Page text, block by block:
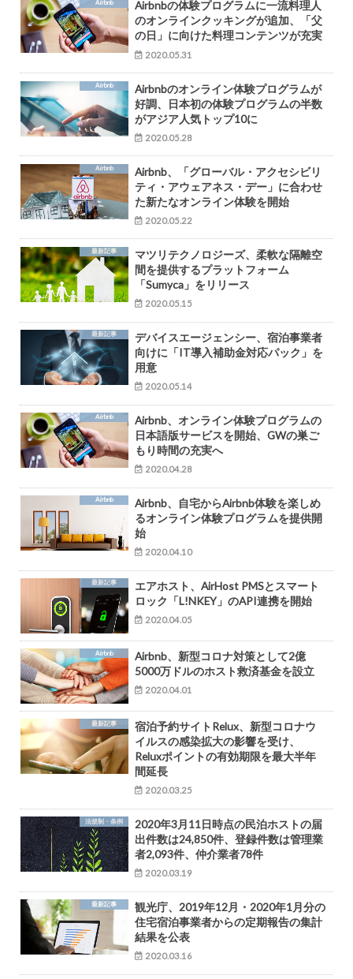
Airbnb
Airbnbの体験プログラムに一流料理人
のオンラインクッキングが追加、「父
の日」に向けた料理コンテンツが充実
2020.05.31
Airbnb
Airbnbのオンライン体験プログラムが
好調、日本初の体験プログラムの半数
がアジア⼈気トップ10に
2020.05.28
Airbnb
Airbnb、「グローバル・アクセシビリ
ティ・アウェアネス・デー」に合わせ
た新たなオンライン体験を開始
2020.05.22
最新記事
マツリテクノロジーズ、柔軟な隔離空
間を提供するプラットフォーム
「Sumyca」をリリース
2020.05.15
最新記事
デバイスエージェンシー、宿泊事業者
向けに「IT導入補助金対応パック」を
用意
2020.05.14
Airbnb
Airbnb、オンライン体験プログラムの
日本語版サービスを開始、GWの巣ご
もり時間の充実へ
2020.04.28
Airbnb
Airbnb、⾃宅からAirbnb体験を楽しめ
るオンライン体験プログラムを提供開
始
2020.04.10
最新記事
エアホスト、AirHost PMSとスマート
ロック「L!NKEY」のAPI連携を開始
2020.04.05
Airbnb
Airbnb、新型コロナ対策として2億
5000万ドルのホスト救済基⾦を設立
2020.04.01
最新記事
宿泊予約サイトRelux、新型コロナウ
イルスの感染拡大の影響を受け、
Reluxポイントの有効期限を最大半年
間延長
2020.03.25
法規制・条例
2020年3月11日時点の民泊ホストの届
出件数は24,850件、登録件数は管理業
者2,093件、仲介業者78件
2020.03.19
最新記事
観光庁、2019年12月・2020年1月分の
住宅宿泊事業者からの定期報告の集計
結果を公表
2020.03.16